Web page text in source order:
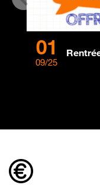
01
09/25